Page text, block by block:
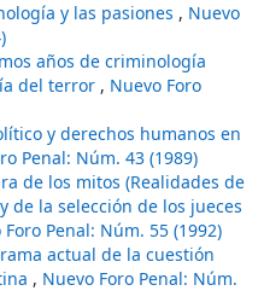
y las pasiones , Nuevo
años de criminología
del terror , Nuevo Foro
y derechos humanos en
Penal: Núm. 43 (1989)
de los mitos (Realidades de
de la selección de los jueces
Foro Penal: Núm. 55 (1992)
actual de la cuestión
, Nuevo Foro Penal: Núm.